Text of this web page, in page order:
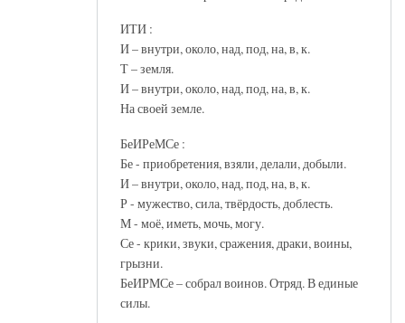
ИТИ :
И – внутри, около, над, под, на, в, к.
Т – земля.
И – внутри, около, над, под, на, в, к.
На своей земле.
БеИРеМСе :
Бе - приобретения, взяли, делали, добыли.
И – внутри, около, над, под, на, в, к.
Р - мужество, сила, твёрдость, доблесть.
М - моё, иметь, мочь, могу.
Се - крики, звуки, сражения, драки, воины,
грызни.
БеИРМСе – собрал воинов. Отряд. В единые
силы.